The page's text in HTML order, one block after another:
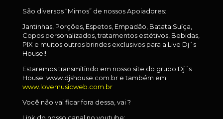
São diversos “Mimos” de nossos Apoiadores:
Jantinhas, Porções, Espetos, Empadão, Batata Suíça,
Copos personalizados, tratamentos estétivos, Bebidas,
PIX e muitos outros brindes exclusivos para a Live Dj´s
House!!
Estaremos transmitindo em nosso site do grupo Dj´s
House: www.djshouse.com.br e também em:
www.lovemusicweb.com.br
Você não vai ficar fora dessa, vai ?